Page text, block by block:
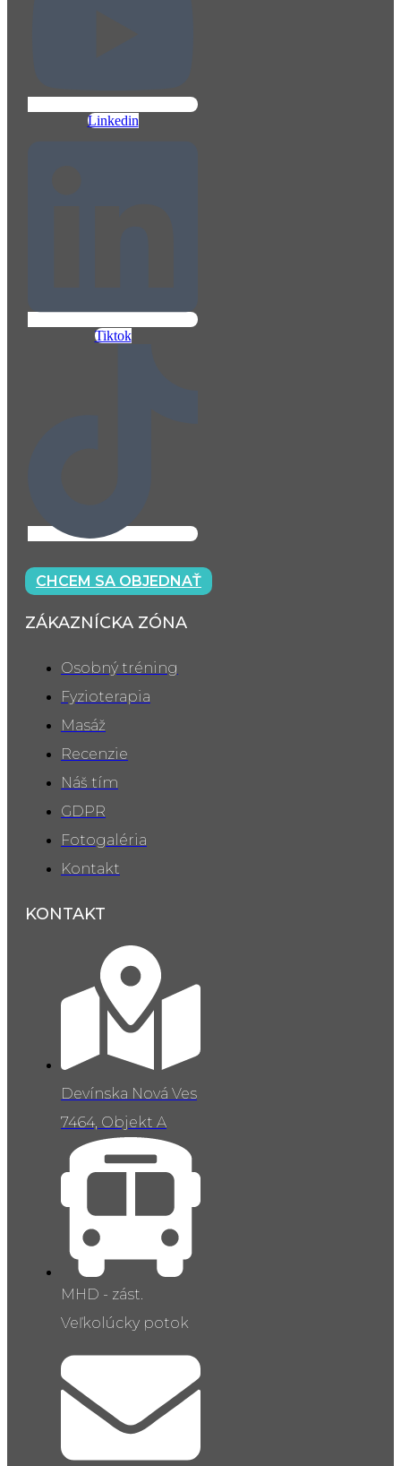
Linkedin
Tiktok
CHCEM SA OBJEDNAŤ
ZÁKAZNÍCKA ZÓNA
Osobný tréning
Fyzioterapia
Masáž
Recenzie
Náš tím
GDPR
Fotogaléria
Kontakt
KONTAKT
Devínska Nová Ves
7464, Objekt A
MHD - zást.
Veľkolúcky potok